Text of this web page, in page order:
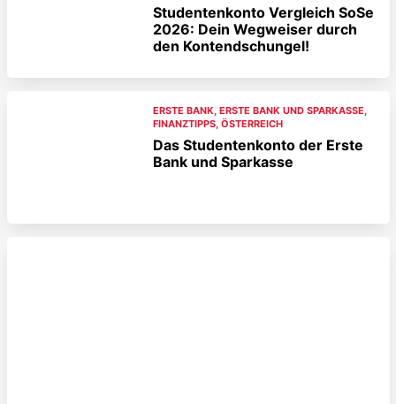
Studentenkonto Vergleich SoSe
2026: Dein Wegweiser durch
den Kontendschungel!
ERSTE BANK ERSTE BANK UND SPARKASSE
FINANZTIPPS, ÖSTERREICH
Das Studentenkonto der Erste
Bank und Sparkasse